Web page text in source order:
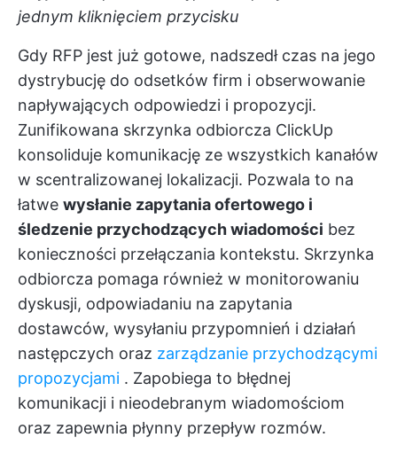
jednym kliknięciem przycisku
Gdy RFP jest już gotowe, nadszedł czas na jego
dystrybucję do odsetków firm i obserwowanie
napływających odpowiedzi i propozycji.
Zunifikowana skrzynka odbiorcza ClickUp
konsoliduje komunikację ze wszystkich kanałów
w scentralizowanej lokalizacji. Pozwala to na
łatwe wysłanie zapytania ofertowego i
śledzenie przychodzących wiadomości bez
konieczności przełączania kontekstu. Skrzynka
odbiorcza pomaga również w monitorowaniu
dyskusji, odpowiadaniu na zapytania
dostawców, wysyłaniu przypomnień i działań
następczych oraz zarządzanie przychodzącymi
propozycjami . Zapobiega to błędnej
komunikacji i nieodebranym wiadomościom
oraz zapewnia płynny przepływ rozmów.